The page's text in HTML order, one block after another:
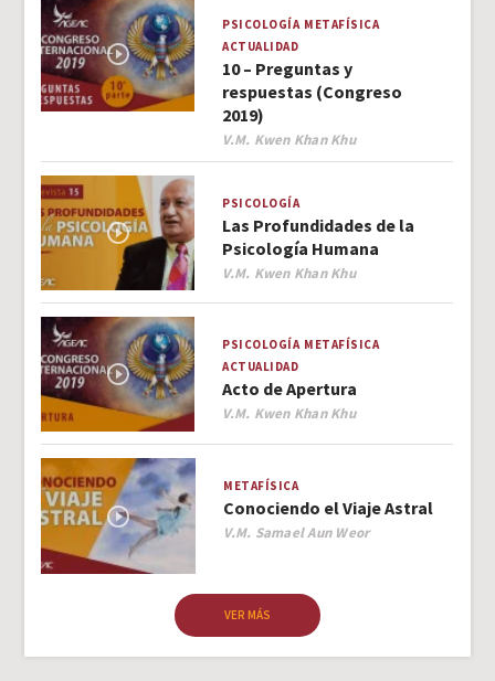
PSICOLOGÍA METAFÍSICA
ACTUALIDAD
10 – Preguntas y
respuestas (Congreso
2019)
Author
V.M. Kwen Khan Khu
PSICOLOGÍA
Las Profundidades de la
Psicología Humana
Author
V.M. Kwen Khan Khu
PSICOLOGÍA METAFÍSICA
ACTUALIDAD
Acto de Apertura
Author
V.M. Kwen Khan Khu
METAFÍSICA
Conociendo el Viaje Astral
Author
V.M. Samael Aun Weor
VER MÁS